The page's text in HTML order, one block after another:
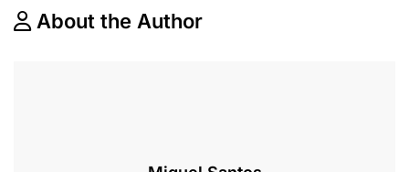
About the Author